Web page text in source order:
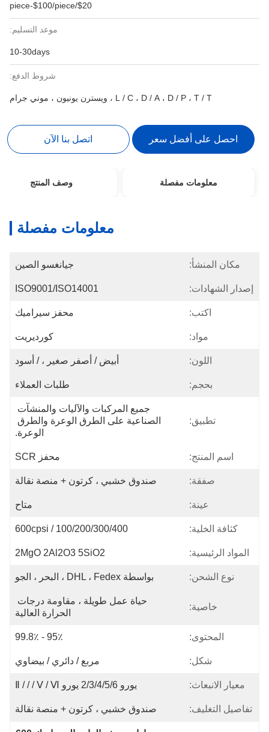
$20/piece-$100/piece
موعد التسليم:
10-30days
شروط الدفع:
L / C ، D / A ، D / P ، T / T ، ويسترن يونيون ، موني جرام
احصل على أفضل سعر اتصل بنا الآن
معلومات مفصلة وصف المنتج
معلومات مفصلة
مكان المنشأ: جيانغسو الصين
إصدار الشهادات: ISO9001/ISO14001
اكتب: محفز سيراميك
مواد: كورديريت
اللون: أبيض / أصفر صغير ، / أسود
بحجم: طلبات العملاء
تطبيق:
جميع المركبات والآليات والمنشآت
الصناعية على الطرق الوعرة والطرق
الوعرة.
اسم المنتج: محفز SCR
صفقة: صندوق خشبي ، كرتون + منصة نقالة
عينة: متاح
كثافة الخلية: 100/200/300/400 / 600cpsi
المواد الرئيسية: 2MgO 2Al2O3 5SiO2
نوع الشحن: بواسطة DHL ، Fedex ، البحر ، الجو
خاصية:
حياة عمل طويلة ، مقاومة درجات
الحرارة العالية
المحتوى: 95٪ - 99.8٪
شكل: مربع / دائري / بيضاوي
معيار الانبعاث: يورو 2/3/4/5/6 يورو Ⅱ / / / Ⅴ / Ⅵ
تفاصيل التغليف: صندوق خشبي ، كرتون + منصة نقالة